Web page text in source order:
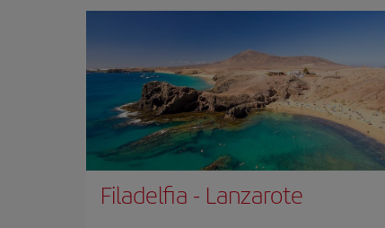
Filadelfia - Lanzarote